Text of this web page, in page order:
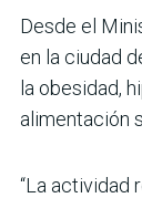
Desde el
en la ciudad
la obesidad,
alimentación
“La actividad